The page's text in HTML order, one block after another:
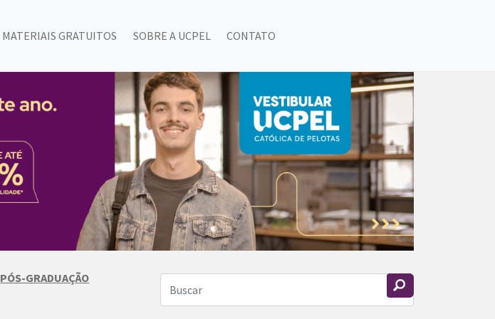
MATERIAIS GRATUITOS SOBRE A UCPEL CONTATO
PÓS-GRADUAÇÃO